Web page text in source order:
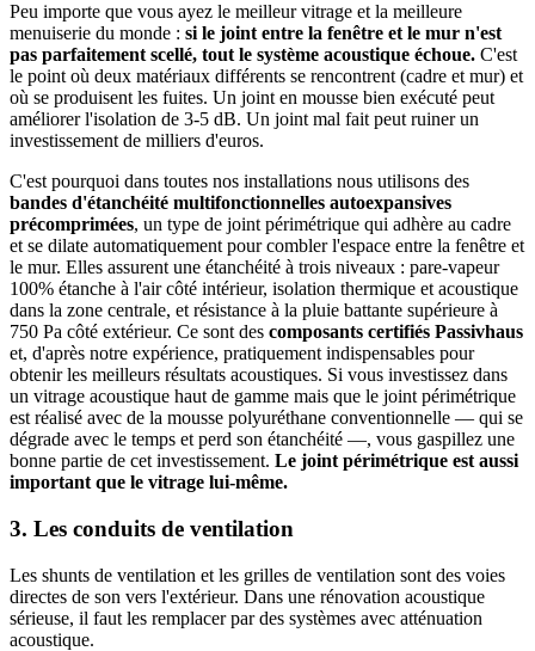
Peu importe que vous ayez le meilleur vitrage et la meilleure
menuiserie du monde : si le joint entre la fenêtre et le mur n'est
pas parfaitement scellé, tout le système acoustique échoue. C'est
le point où deux matériaux différents se rencontrent (cadre et mur) et
où se produisent les fuites. Un joint en mousse bien exécuté peut
améliorer l'isolation de 3-5 dB. Un joint mal fait peut ruiner un
investissement de milliers d'euros.
C'est pourquoi dans toutes nos installations nous utilisons des
bandes d'étanchéité multifonctionnelles autoexpansives
précomprimées, un type de joint périmétrique qui adhère au cadre
et se dilate automatiquement pour combler l'espace entre la fenêtre et
le mur. Elles assurent une étanchéité à trois niveaux : pare-vapeur
100% étanche à l'air côté intérieur, isolation thermique et acoustique
dans la zone centrale, et résistance à la pluie battante supérieure à
750 Pa côté extérieur. Ce sont des composants certifiés Passivhaus
et, d'après notre expérience, pratiquement indispensables pour
obtenir les meilleurs résultats acoustiques. Si vous investissez dans
un vitrage acoustique haut de gamme mais que le joint périmétrique
est réalisé avec de la mousse polyuréthane conventionnelle — qui se
dégrade avec le temps et perd son étanchéité —, vous gaspillez une
bonne partie de cet investissement. Le joint périmétrique est aussi
important que le vitrage lui-même.
3. Les conduits de ventilation
Les shunts de ventilation et les grilles de ventilation sont des voies
directes de son vers l'extérieur. Dans une rénovation acoustique
sérieuse, il faut les remplacer par des systèmes avec atténuation
acoustique.